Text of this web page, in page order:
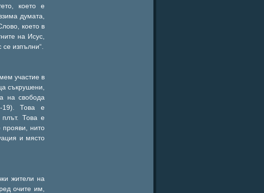
което е
думата,
което в
на Исус,
изпълни“.
участие в
съкрушени,
на свобода
19). Това е
Това е
нито
и място
жители на
очите им,